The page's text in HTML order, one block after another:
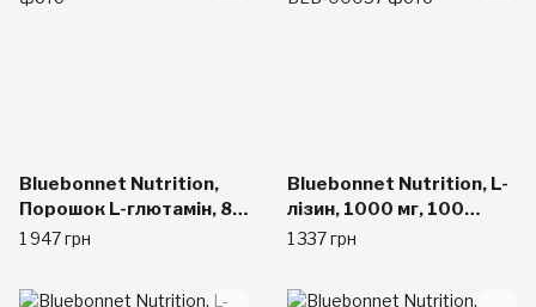
Bluebonnet Nutrition,
Порошок L-глютамін, 8
унцій (228 м)
1 947 грн
Bluebonnet Nutrition, L-
лізин, 1000 мг, 100
таблеток
1 337 грн